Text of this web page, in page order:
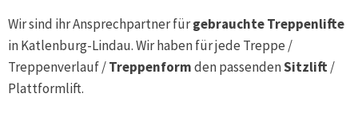
Wir sind ihr Ansprechpartner fürgebrauchte Treppenlifte
inKatlenburg-Lindau. Wir haben für jede Treppe /
Treppenverlauf /Treppenformden passendenSitzlift/
Plattformlift.